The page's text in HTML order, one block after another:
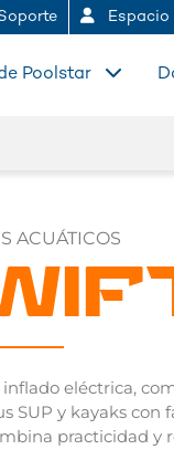
Espacio
Poolstar
ACUÁTICOS
eléctrica,
SUP y kayaks con
practicidad y